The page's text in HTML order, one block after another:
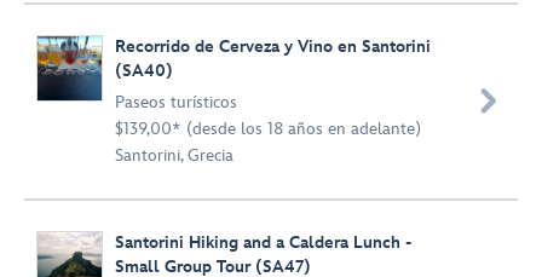
Recorrido de Cerveza y Vino en Santorini
(SA40)
Paseos turísticos
$139,00* (desde los 18 años en adelante)
Santorini, Grecia

Santorini Hiking and a Caldera Lunch -
Small Group Tour (SA47)